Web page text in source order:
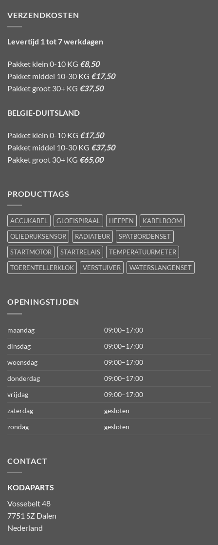
VERZENDKOSTEN
Levertijd 1 tot 7 werkdagen
Pakket klein 0-10 KG €8,50
Pakket middel 10-30 KG €17,50
Pakket groot 30+ KG €37,50
BELGIE-DUITSLAND
Pakket klein 0-10 KG €17,50
Pakket middel 10-30 KG €37,50
Pakket groot 30+ KG €65,00
PRODUCTTAGS
ACCUKABEL GLOEISPIRAAL HEFPEN
KABELBOOM
OLIEDRUKSENSOR
RADIATEUR
SPATBORDENSET
STARTMOTOR
STARTRELAIS
TEMPERATUURMETER
TOERENTELLERKLOK
VERSTUIVER WATERSLANGENSET
OPENINGSTIJDEN
maandag
09:00–17:00
dinsdag
09:00–17:00
woensdag
09:00–17:00
donderdag
09:00–17:00
vrijdag
09:00–17:00
zaterdag
gesloten
zondag
gesloten
CONTACT
KODAPARTS
Vossebelt 48
7751 SZ Dalen
Nederland